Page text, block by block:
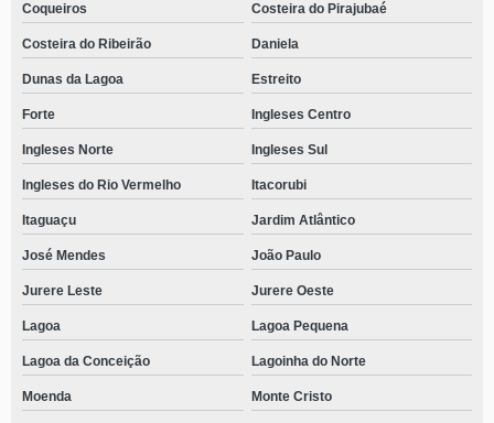
Coqueiros Costeira do Pirajubaé
Costeira do Ribeirão Daniela
Dunas da Lagoa Estreito
Forte Ingleses Centro
Ingleses Norte Ingleses Sul
Ingleses do Rio Vermelho Itacorubi
Itaguaçu Jardim Atlântico
José Mendes João Paulo
Jurere Leste Jurere Oeste
Lagoa Lagoa Pequena
Lagoa da Conceição Lagoinha do Norte
Moenda Monte Cristo